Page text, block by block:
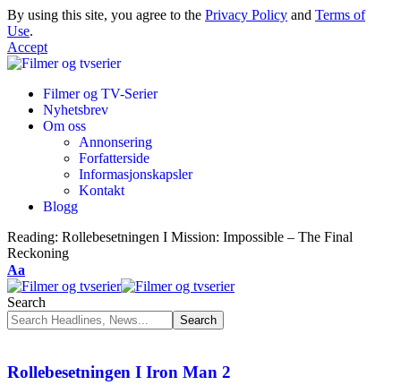
By using this site, you agree to the Privacy Policy and Terms of
Use.
Accept
Filmer og TV-Serier
Nyhetsbrev
Om oss
Annonsering
Forfatterside
Informasjonskapsler
Kontakt
Blogg
Reading: Rollebesetningen I Mission: Impossible – The Final
Reckoning
Aa
Search
Rollebesetningen I Iron Man 2